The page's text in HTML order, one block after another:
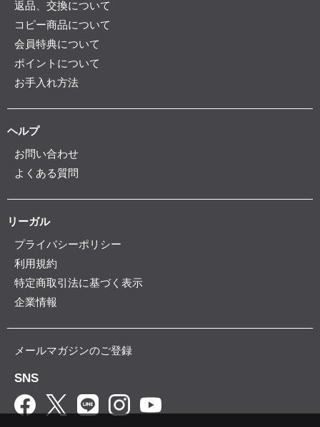
返品、交換について
コピー商品について
会員特典について
ポイントについて
お手入れ方法
ヘルプ
お問い合わせ
よくある質問
リーガル
プライバシーポリシー
利用規約
特定商取引法に基づく表示
企業情報
メールマガジンのご登録
SNS